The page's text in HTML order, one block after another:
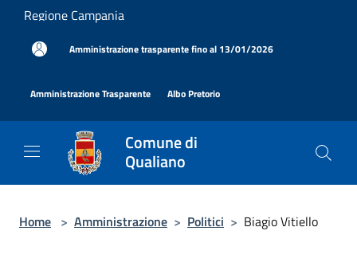
Salta al contenuto principale
Regione Campania
Amministrazione trasparente fino al 13/01/2026
Amministrazione Trasparente Albo Pretorio
Comune di
Qualiano
Home > Amministrazione > Politici > Biagio Vitiello